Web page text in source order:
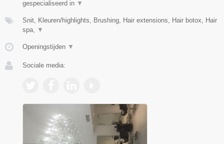
gespecialiseerd in ▼
Snit, Kleuren/highlights, Brushing, Hair extensions, Hair botox, Hair
spa,
▼
Openingstijden ▼
Sociale media: